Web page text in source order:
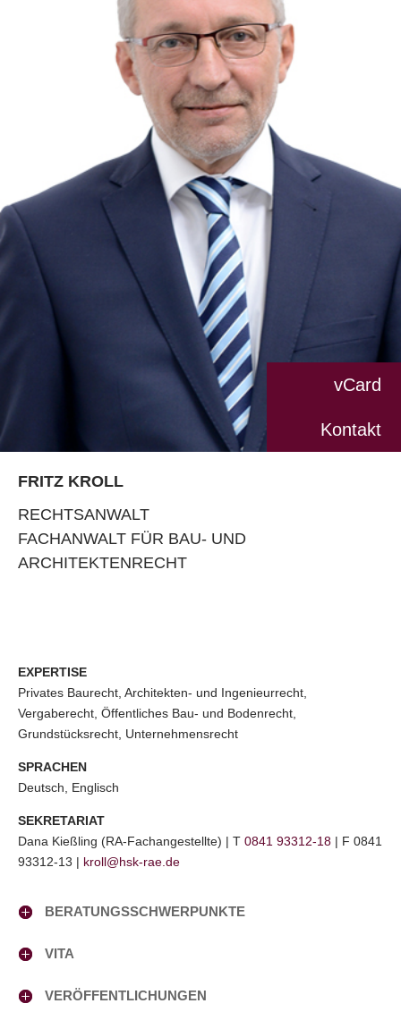
vCard
Kontakt
FRITZ KROLL
RECHTSANWALT
FACHANWALT FÜR BAU- UND
ARCHITEKTENRECHT
EXPERTISE
Privates Baurecht, Architekten- und Ingenieurrecht,
Vergaberecht, Öffentliches Bau- und Bodenrecht,
Grundstücksrecht, Unternehmensrecht
SPRACHEN
Deutsch, Englisch
SEKRETARIAT
Dana Kießling (RA-Fachangestellte) | T 0841 93312-18 | F 0841
93312-13 | kroll@hsk-rae.de
BERATUNGSSCHWERPUNKTE
VITA
VERÖFFENTLICHUNGEN